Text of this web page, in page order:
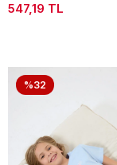
547,19 TL
%32